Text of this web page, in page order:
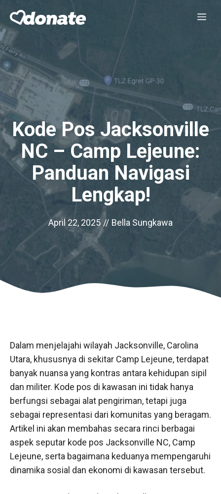
content
Kode Pos Jacksonville
NC – Camp Lejeune:
Panduan Navigasi
Lengkap!
April 22, 2025 // Bella Sungkawa
Dalam menjelajahi wilayah Jacksonville, Carolina
Utara, khususnya di sekitar Camp Lejeune, terdapat
banyak nuansa yang kontras antara kehidupan sipil
dan militer. Kode pos di kawasan ini tidak hanya
berfungsi sebagai alat pengiriman, tetapi juga
sebagai representasi dari komunitas yang beragam.
Artikel ini akan membahas secara rinci berbagai
aspek seputar kode pos Jacksonville NC, Camp
Lejeune, serta bagaimana keduanya mempengaruhi
dinamika sosial dan ekonomi di kawasan tersebut.